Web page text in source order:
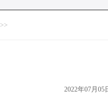
>>
2022年07月05